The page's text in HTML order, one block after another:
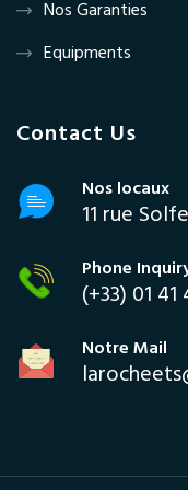
Nos Garanties
Equipments
Contact Us
Nos locaux
11 rue
Phone
(+33) 01 41
Notre Mail